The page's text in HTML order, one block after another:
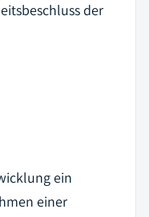
der
ein
einer